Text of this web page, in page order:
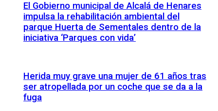
El Gobierno municipal de Alcalá de Henares
impulsa la rehabilitación ambiental del
parque Huerta de Sementales dentro de la
iniciativa ‘Parques con vida’
Herida muy grave una mujer de 61 años tras
ser atropellada por un coche que se da a la
fuga